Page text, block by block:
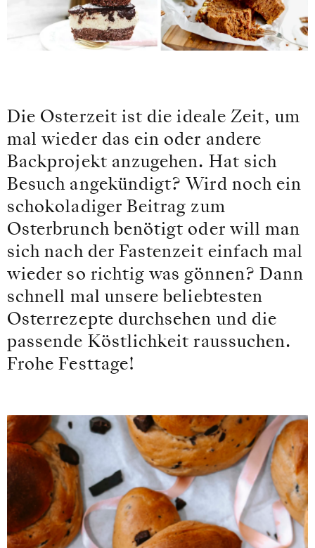
Die Osterzeit ist die ideale Zeit, um
mal wieder das ein oder andere
Backprojekt anzugehen. Hat sich
Besuch angekündigt? Wird noch ein
schokoladiger Beitrag zum
Osterbrunch benötigt oder will man
sich nach der Fastenzeit einfach mal
wieder so richtig was gönnen? Dann
schnell mal unsere beliebtesten
Osterrezepte durchsehen und die
passende Köstlichkeit raussuchen.
Frohe Festtage!